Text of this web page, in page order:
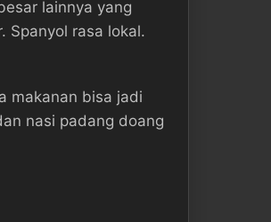
lainnya yang
Spanyol rasa lokal.
makanan bisa jadi
nasi padang doang